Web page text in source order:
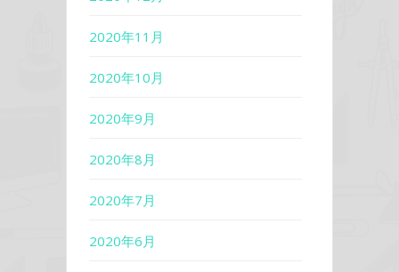
2020年11月
2020年10月
2020年9月
2020年8月
2020年7月
2020年6月